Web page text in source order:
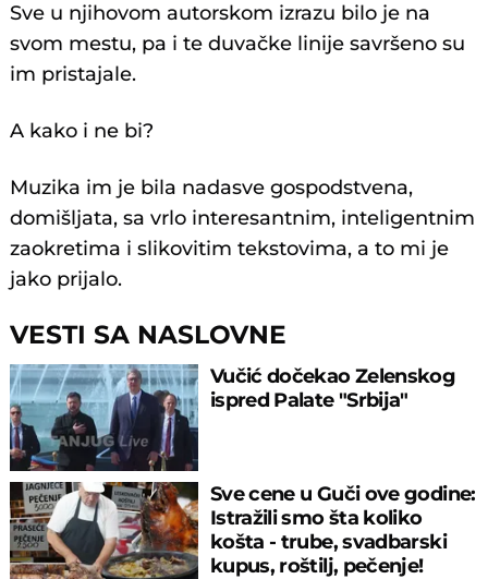
Sve u njihovom autorskom izrazu bilo je na
svom mestu, pa i te duvačke linije savršeno su
im pristajale.
A kako i ne bi?
Muzika im je bila nadasve gospodstvena,
domišljata, sa vrlo interesantnim, inteligentnim
zaokretima i slikovitim tekstovima, a to mi je
jako prijalo.
VESTI SA NASLOVNE
Vučić dočekao Zelenskog
ispred Palate "Srbija"
Sve cene u Guči ove godine:
Istražili smo šta koliko
košta - trube, svadbarski
kupus, roštilj, pečenje!